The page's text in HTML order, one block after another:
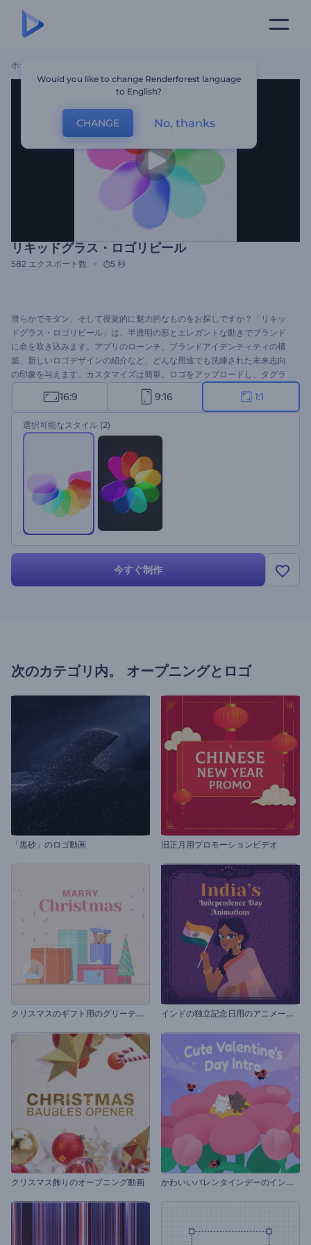
ホーム
リキッドグラス・ロゴリビール
582 エクスポート数 5 秒
滑らかでモダン、そして視覚的に魅力的なものをお探しですか？「リキッ
ドグラス・ロゴリビール」は、半透明の形とエレガントな動きでブランド
に命を吹き込みます。アプリのローンチ、ブランドアイデンティティの構
築、新しいロゴデザインの紹介など、どんな用途でも洗練された未来志向
の印象を与えます。カスタマイズは簡単。ロゴをアップロードし、タグラ
インを入力し、BGMを選ぶだけ。今すぐお試しください！
16:9 9:16 1:1
選択可能なスタイル (2)
今すぐ制作
次のカテゴリ内。 オープニングとロゴ
「黒砂」のロゴ動画 旧正月用プロモーションビデオ
ク
リスマスのギフト用のグリーティングカード イ
ンドの独立記念日用のアニメーション
クリスマス飾りのオープニング動画 か
わいいバレンタインデーのイントロ
Would you like to change Renderforest language
to English?
CHANGE No, thanks